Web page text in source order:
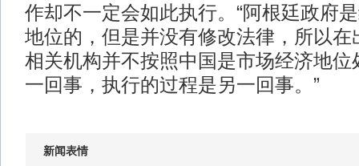
作却不一定会如此执行。“阿根廷政府
地位的，但是并没有修改法律，所以在
相关机构并不按照中国是市场经济地位
一回事，执行的过程是另一回事。”
新闻表情